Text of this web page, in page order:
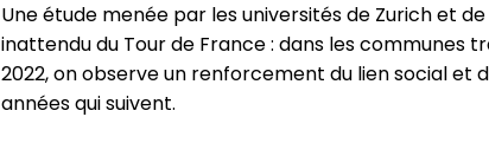
Une étude menée par les universités de Zurich et
inattendu du Tour de France : dans les communes
2022, on observe un renforcement du lien social et
années qui suivent.